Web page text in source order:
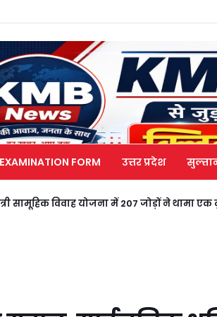
EXAMINATION FORM उत्तर प्रदेश
विवाह योजना में 207 जोड़ों ने थामा एक